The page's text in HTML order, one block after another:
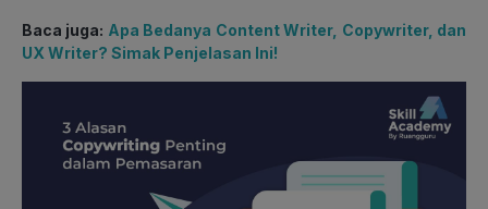
Baca juga: Apa Bedanya Content Writer, Copywriter, dan
UX Writer? Simak Penjelasan Ini!